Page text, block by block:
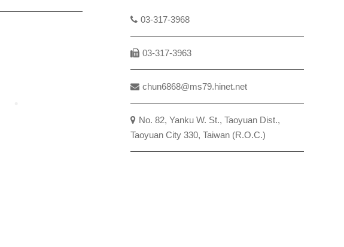
03-317-3968
03-317-3963
chun6868@ms79.hinet.net
No. 82, Yanku W. St., Taoyuan Dist.,
Taoyuan City 330, Taiwan (R.O.C.)